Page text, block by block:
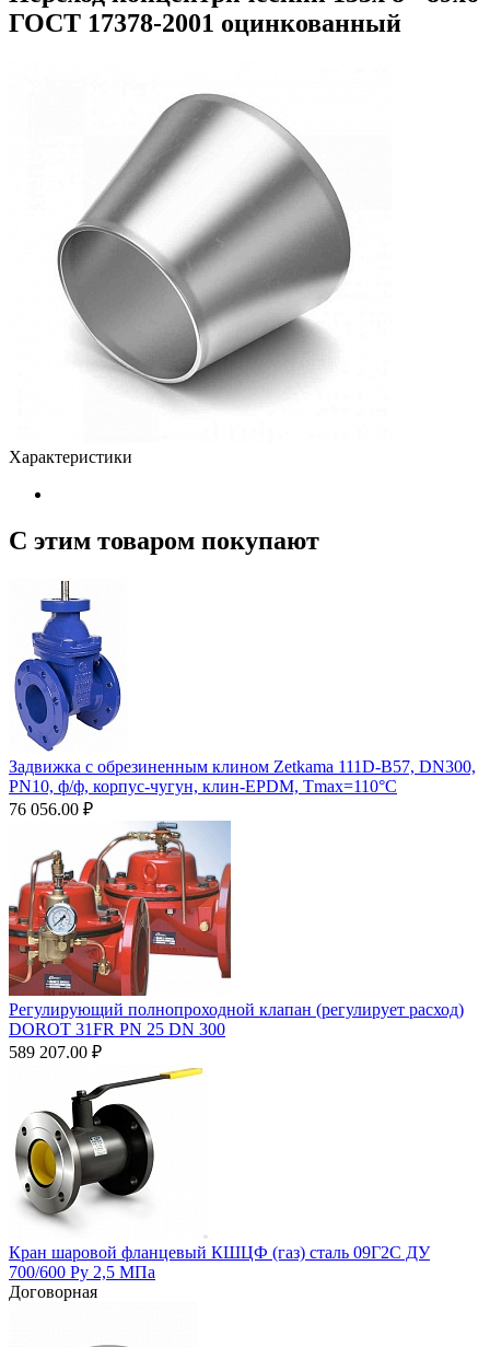
ГОСТ 17378-2001 оцинкованный
Характеристики
С этим товаром покупают
Задвижка с обрезиненным клином Zetkama 111D-B57, DN300,
PN10, ф/ф, корпус-чугун, клин-EPDM, Tmax=110°С
76 056.00 ₽
Регулирующий полнопроходной клапан (регулирует расход)
DOROT 31FR PN 25 DN 300
589 207.00 ₽
Кран шаровой фланцевый КШЦФ (газ) сталь 09Г2С ДУ
700/600 Ру 2,5 МПа
Договорная